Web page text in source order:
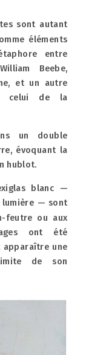
sont autant
éléments
entre
Beebe,
et un autre
: celui de la
un double
évoquant la
hublot.
blanc —
lumière — sont
feutre ou aux
ont été
apparaître une
de son